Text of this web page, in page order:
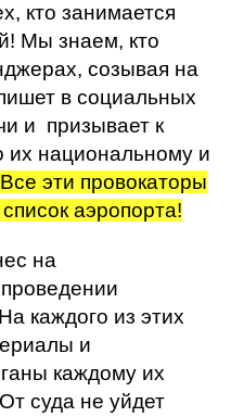
кто занимается
Мы знаем, кто
созывая на
в социальных
и призывает к
их национальному и
Все эти провокаторы
аэропорта!
на
каждого из этих
и
каждому их
суда не уйдет